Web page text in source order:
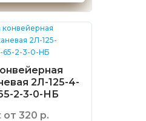
2Л-125-4-
2-3-0-НБ
от 320 р.